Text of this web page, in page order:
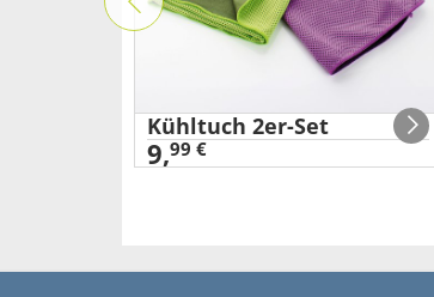
Kühltuch 2er-Set
9,99 €